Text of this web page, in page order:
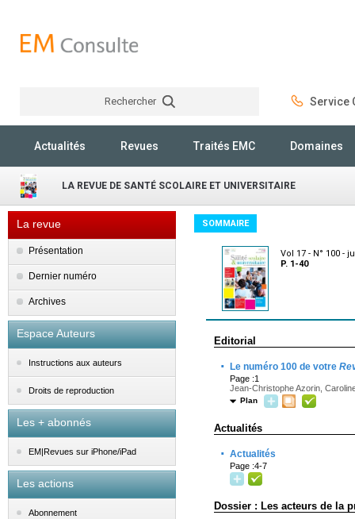
Rechercher Service
Actualités Revues Traités EMC Domaines
LA REVUE DE SANTÉ SCOLAIRE ET UNIVERSITAIRE
La revue
Présentation
Dernier numéro
Archives
Espace Auteurs
Instructions aux auteurs
Droits de reproduction
Les + abonnés
EM|Revues sur iPhone/iPad
Les actions
Abonnement
SOMMAIRE
Vol 17 - N° 100 -
P. 1-40
Editorial
· Le numéro 100 de votre
Page :1
Jean-Christophe Azorin,
Plan
Actualités
· Actualités
Page :4-7
Dossier : Les acteurs de la